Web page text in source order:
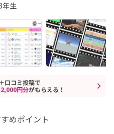
年生
口コミ投稿で
円分がもらえる！
めポイント